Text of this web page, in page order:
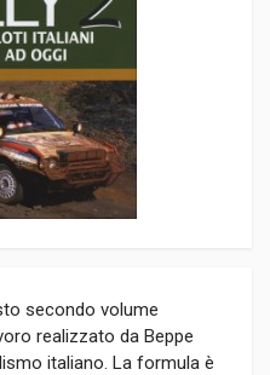
secondo volume
realizzato da Beppe
italiano. La formula è